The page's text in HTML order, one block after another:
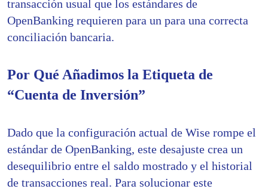
transacción usual que los estándares de
OpenBanking requieren para un para una correcta
conciliación bancaria.
Por Qué Añadimos la Etiqueta de
“Cuenta de Inversión”
Dado que la configuración actual de Wise rompe el
estándar de OpenBanking, este desajuste crea un
desequilibrio entre el saldo mostrado y el historial
de transacciones real. Para solucionar este